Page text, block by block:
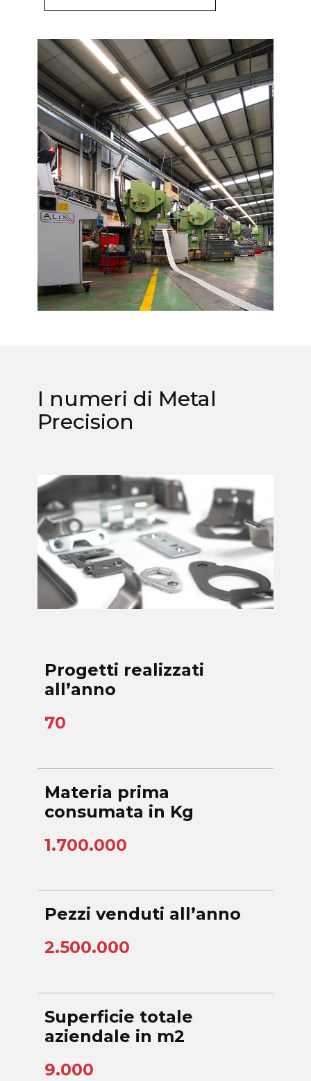
I numeri di Metal
Precision
Progetti realizzati
all’anno
70
Materia prima
consumata in Kg
1.700.000
Pezzi venduti all’anno
2.500.000
Superficie totale
aziendale in m2
9.000